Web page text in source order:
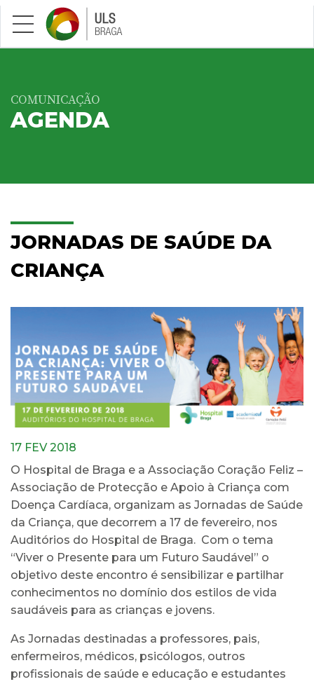
Saltar para conteúdo principal
COMUNICAÇÃO
AGENDA
JORNADAS DE SAÚDE DA
CRIANÇA
17 FEV 2018
O Hospital de Braga e a Associação Coração Feliz –
Associação de Protecção e Apoio à Criança com
Doença Cardíaca, organizam as Jornadas de Saúde
da Criança, que decorrem a 17 de fevereiro, nos
Auditórios do Hospital de Braga. Com o tema
“Viver o Presente para um Futuro Saudável” o
objetivo deste encontro é sensibilizar e partilhar
conhecimentos no domínio dos estilos de vida
saudáveis para as crianças e jovens.
As Jornadas destinadas a professores, pais,
enfermeiros, médicos, psicólogos, outros
profissionais de saúde e educação e estudantes